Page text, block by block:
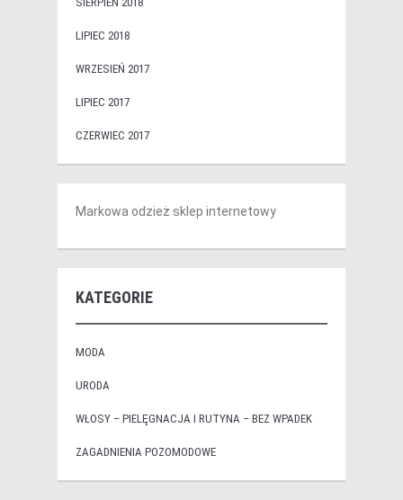
LIPIEC 2018
WRZESIEŃ 2017
LIPIEC 2017
CZERWIEC 2017
Markowa odzież sklep internetowy
KATEGORIE
MODA
URODA
WŁOSY – PIELĘGNACJA I RUTYNA – BEZ WPADEK
ZAGADNIENIA POZOMODOWE